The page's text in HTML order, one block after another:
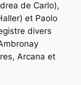
de Carlo),
et Paolo
divers
Arcana et